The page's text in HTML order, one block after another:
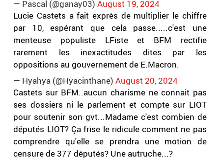
— Pascal (@ganay03)August 19, 2024
Lucie Castets a fait exprès de multiplier le chiffre
par 10, espérant que cela passe.....c'est une
menteuse populiste LFiste et BFM rectifie
rarement les inexactitudes dites par les
oppositions au gouvernement de E.Macron.
— Hyahya (@Hyacinthane)August 20, 2024
Castets sur BFM..aucun charisme ne connait pas
ses dossiers ni le parlement et compte sur LIOT
pour soutenir son gvt...Madame c'est combien de
députés LIOT? Ça frise le ridicule comment ne pas
comprendre qu'elle se prendra une motion de
censure de 377 députés? Une autruche...?